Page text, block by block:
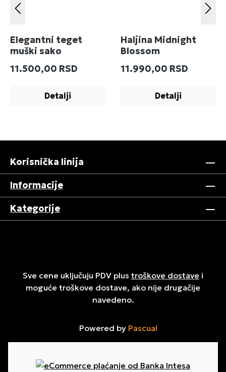
Elegantni teget
muški sako
Redovna cena:
11.500,00 RSD
Detalji
Haljina Midnight
Blossom
Redovna cena:
11.990,00 RSD
Detalji
Korisnička linija
Informacije
Kategorije
Sve cene uključuju PDV plus troškove dostave i
moguće troškove dostave, ako nije drugačije
navedeno.
Powered by Pascual